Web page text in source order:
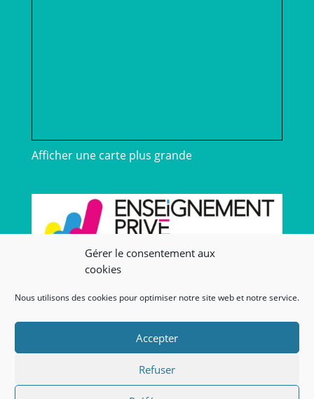
Gérer le consentement aux
cookies
Nous utilisons des cookies pour optimiser notre site web et notre service.
Accepter
Refuser
Afficher une carte plus grande
Nos mentions légales